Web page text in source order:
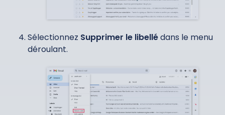
Sélectionnez Supprimer le libellédans le menu
déroulant.